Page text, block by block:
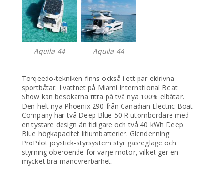
Aquila 44 Aquila 44
Torqeedo-tekniken finns också i ett par eldrivna
sportbåtar. I vattnet på Miami International Boat
Show kan besökarna titta på två nya 100% elbåtar.
Den helt nya Phoenix 290 från Canadian Electric Boat
Company har två Deep Blue 50 R utombordare med
en tystare design än tidigare och två 40 kWh Deep
Blue högkapacitet litiumbatterier. Glendenning
ProPilot joystick-styrsystem styr gasreglage och
styrning oberoende för varje motor, vilket ger en
mycket bra manövrerbarhet.